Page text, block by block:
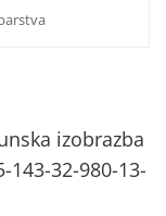
izobrazba
32-980-13-